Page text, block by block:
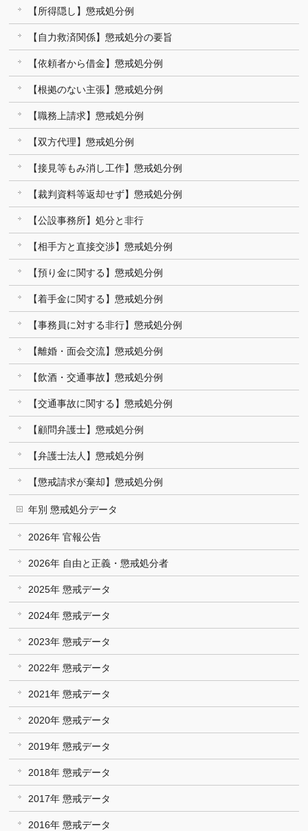
【所得隠し】懲戒処分例
【自力救済関係】懲戒処分の要旨
【依頼者から借金】懲戒処分例
【根拠のない主張】懲戒処分例
【職務上請求】懲戒処分例
【双方代理】懲戒処分例
【接見等もみ消し工作】懲戒処分例
【裁判資料等返却せず】懲戒処分例
【公設事務所】処分と非行
【相手方と直接交渉】懲戒処分例
【預り金に関する】懲戒処分例
【着手金に関する】懲戒処分例
【事務員に対する非行】懲戒処分例
【離婚・面会交流】懲戒処分例
【飲酒・交通事故】懲戒処分例
【交通事故に関する】懲戒処分例
【顧問弁護士】懲戒処分例
【弁護士法人】懲戒処分例
【懲戒請求が棄却】懲戒処分例
年別 懲戒処分データ
2026年 官報公告
2026年 自由と正義・懲戒処分者
2025年 懲戒データ
2024年 懲戒データ
2023年 懲戒データ
2022年 懲戒データ
2021年 懲戒データ
2020年 懲戒データ
2019年 懲戒データ
2018年 懲戒データ
2017年 懲戒データ
2016年 懲戒データ